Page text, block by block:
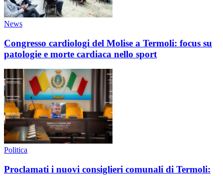
News
Congresso cardiologi del Molise a Termoli: focus su
patologie e morte cardiaca nello sport
Politica
Proclamati i nuovi consiglieri comunali di Termoli: